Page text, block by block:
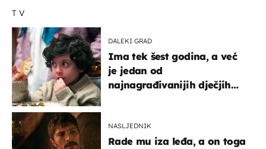
TV
DALEKI GRAD
Ima tek šest godina, a već
je jedan od
najnagrađivanijih dječjih
NASLJEDNIK
Rade mu iza leđa, a on toga